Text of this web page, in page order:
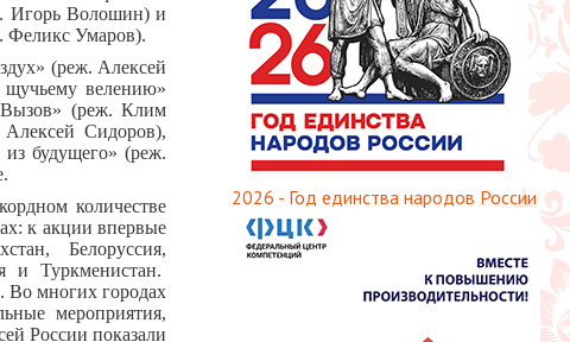
Игорь Волошин) и
Феликс Умаров).
(реж. Алексей
велению»
(реж. Клим
Сидоров),
будущего» (реж.
количестве
к акции впервые
Белоруссия,
и Туркменистан.
Во многих городах
мероприятия,
России показали
2026 - Год единства народов России